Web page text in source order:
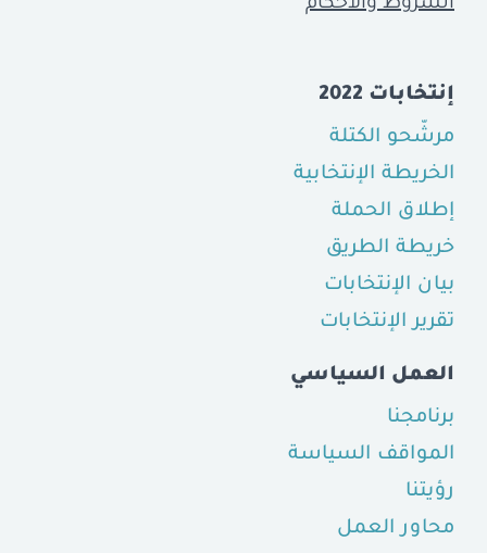
إنتخابات 2022
مرشّحو الكتلة
الخريطة الإنتخابية
إطلاق الحملة
خريطة الطريق
بيان الإنتخابات
تقرير الإنتخابات
العمل السياسي
برنامجنا
المواقف السياسة
رؤيتنا
محاور العمل